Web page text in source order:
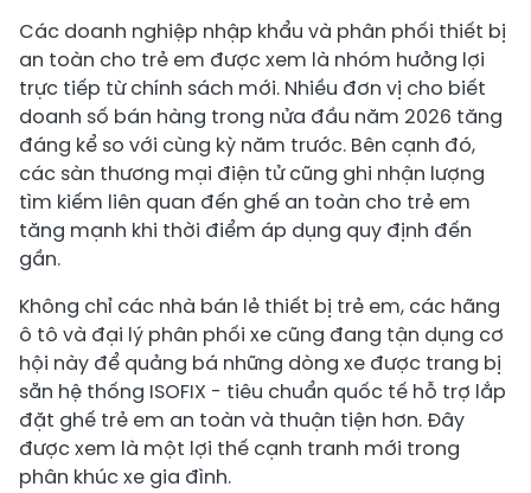
Các doanh nghiệp nhập khẩu và phân phối thiết bị
an toàn cho trẻ em được xem là nhóm hưởng lợi
trực tiếp từ chính sách mới. Nhiều đơn vị cho biết
doanh số bán hàng trong nửa đầu năm 2026 tăng
đáng kể so với cùng kỳ năm trước. Bên cạnh đó,
các sàn thương mại điện tử cũng ghi nhận lượng
tìm kiếm liên quan đến ghế an toàn cho trẻ em
tăng mạnh khi thời điểm áp dụng quy định đến
gần.
Không chỉ các nhà bán lẻ thiết bị trẻ em, các hãng
ô tô và đại lý phân phối xe cũng đang tận dụng cơ
hội này để quảng bá những dòng xe được trang bị
sẵn hệ thống ISOFIX - tiêu chuẩn quốc tế hỗ trợ lắp
đặt ghế trẻ em an toàn và thuận tiện hơn. Đây
được xem là một lợi thế cạnh tranh mới trong
phân khúc xe gia đình.